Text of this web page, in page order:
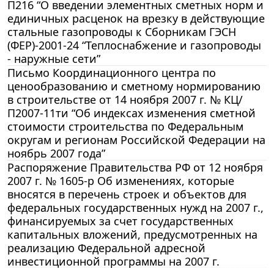
П216 “О введении элементных сметных норм и
единичных расценок на врезку в действующие
стальные газопроводы к Сборникам ГЭСН
(ФЕР)-2001-24 “Теплоснабжение и газопроводы
- наружные сети”
Письмо Координационного центра по
ценообразованию и сметному нормированию
в строительстве от 14 ноября 2007 г. № КЦ/
П2007-11ти “Об индексах изменения сметной
стоимости строительства по Федеральным
округам и регионам Российской Федерации на
ноябрь 2007 года”
Распоряжение Правительства РФ от 12 ноября
2007 г. № 1605-р Об изменениях, которые
вносятся в перечень строек и объектов для
федеральных государственных нужд на 2007 г.,
финансируемых за счет государственных
капитальных вложений, предусмотренных на
реализацию Федеральной адресной
инвестиционной программы на 2007 г.